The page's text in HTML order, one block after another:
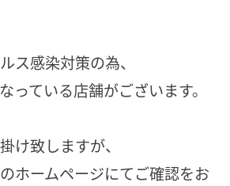
ス感染対策の為、
っている店舗がございます。
け致しますが、
ホームページにてご確認をお